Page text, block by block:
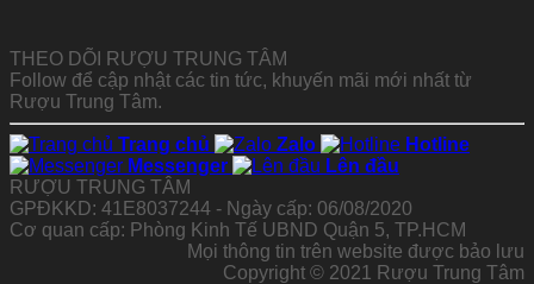
THEO DÕI RƯỢU TRUNG TÂM
Follow để cập nhật các tin tức, khuyến mãi mới nhất từ
Rượu Trung Tâm.
Trang chủ Zalo
Hotline
Messenger
Lên đầu
RƯỢU TRUNG TÂM
GPĐKKD: 41E8037244 - Ngày cấp: 06/08/2020
Cơ quan cấp: Phòng Kinh Tế UBND Quận 5, TP.HCM
Mọi thông tin trên website được bảo lưu
Copyright © 2021 Rượu Trung Tâm